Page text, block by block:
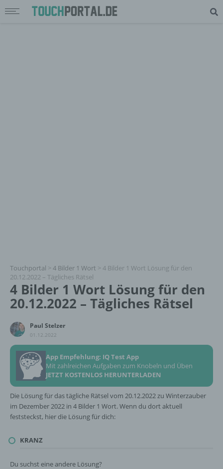
Touchportal > 4 Bilder 1 Wort > 4 Bilder 1 Wort Lösung für den
20.12.2022 – Tägliches Rätsel
4 Bilder 1 Wort Lösung für den
20.12.2022 – Tägliches Rätsel
Paul Stelzer
01.12.2022
App Empfehlung: IQ Test App
Mit zahlreichen Aufgaben zum Knobeln und Üben
JETZT KOSTENLOS HERUNTERLADEN
Die Lösung für das tägliche Rätsel vom 20.12.2022 zu Winterzauber
im Dezember 2022 in 4 Bilder 1 Wort. Wenn du dort aktuell
feststeckst, hier die Lösung für dich:
KRANZ
Du suchst eine andere Lösung?